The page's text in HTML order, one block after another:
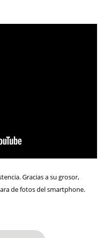
Gracias a su grosor,
de fotos del smartphone.